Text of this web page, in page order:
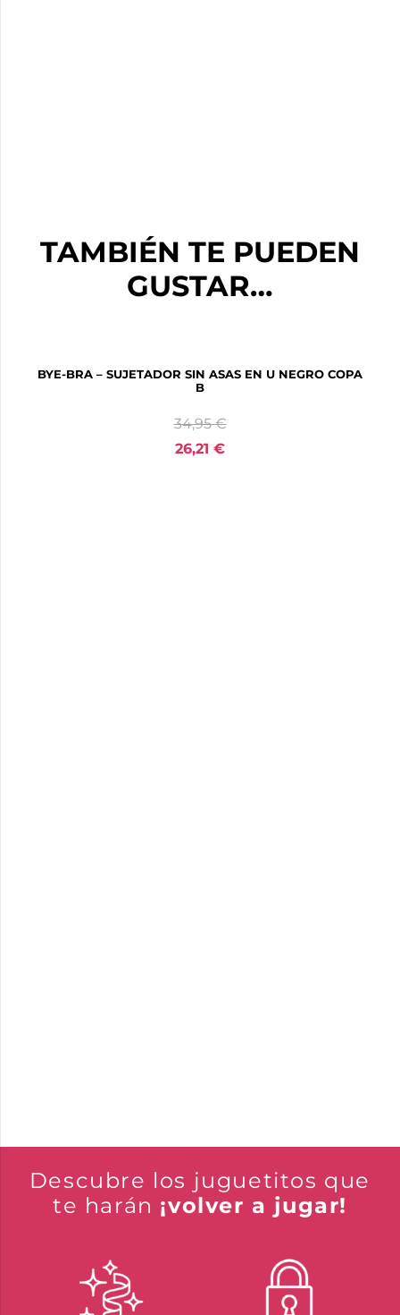
TAMBIÉN TE PUEDEN
GUSTAR…
BYE-BRA – SUJETADOR SIN ASAS EN U NEGRO COPA
B
34,95€
26,21 €
Descubre los juguetitos que
te harán ¡volver a jugar!